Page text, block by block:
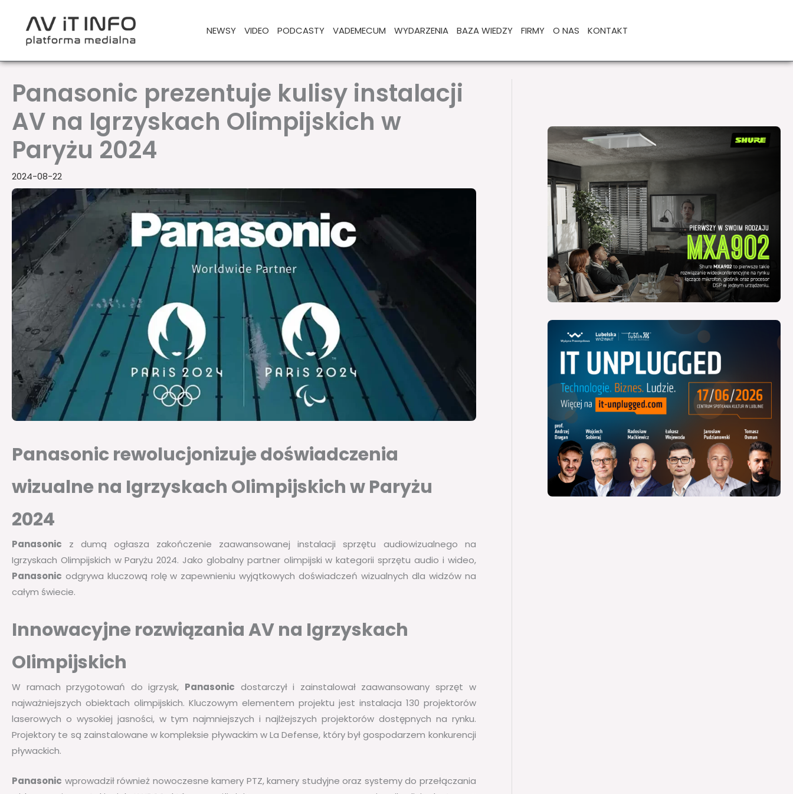
NEWSY VIDEO PODCASTY VADEMECUM WYDARZENIA BAZA WIEDZY FIRMY O NAS KONTAKT
Panasonic prezentuje kulisy instalacji
AV na Igrzyskach Olimpijskich w
Paryżu 2024
2024-08-22
Panasonic rewolucjonizuje doświadczenia
wizualne na Igrzyskach Olimpijskich w Paryżu
2024
Panasonic z dumą ogłasza zakończenie zaawansowanej instalacji sprzętu audiowizualnego na
Igrzyskach Olimpijskich w Paryżu 2024. Jako globalny partner olimpijski w kategorii sprzętu audio i wideo,
Panasonic odgrywa kluczową rolę w zapewnieniu wyjątkowych doświadczeń wizualnych dla widzów na
całym świecie.
Innowacyjne rozwiązania AV na Igrzyskach
Olimpijskich
W ramach przygotowań do igrzysk, Panasonic dostarczył i zainstalował zaawansowany sprzęt w
najważniejszych obiektach olimpijskich. Kluczowym elementem projektu jest instalacja 130 projektorów
laserowych o wysokiej jasności, w tym najmniejszych i najlżejszych projektorów dostępnych na rynku.
Projektory te są zainstalowane w kompleksie pływackim w La Defense, który był gospodarzem konkurencji
pływackich.
Panasonic wprowadził również nowoczesne kamery PTZ, kamery studyjne oraz systemy do przełączania